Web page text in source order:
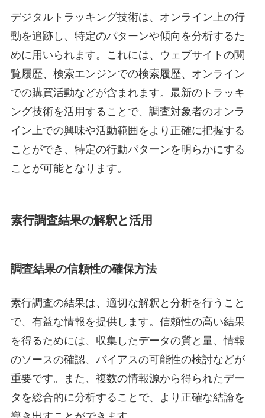
デジタルトラッキング技術は、オンライン上の行
動を追跡し、特定のパターンや傾向を分析するた
めに用いられます。これには、ウェブサイトの閲
覧履歴、検索エンジンでの検索履歴、オンライン
での購買活動などが含まれます。最新のトラッキ
ング技術を活用することで、調査対象者のオンラ
イン上での興味や活動範囲をより正確に把握する
ことができ、特定の行動パターンを明らかにする
ことが可能となります。
素行調査結果の解釈と活用
調査結果の信頼性の確保方法
素行調査の結果は、適切な解釈と分析を行うこと
で、有益な情報を提供します。信頼性の高い結果
を得るためには、収集したデータの質と量、情報
のソースの確認、バイアスの可能性の検討などが
重要です。また、複数の情報源から得られたデー
タを総合的に分析することで、より正確な結論を